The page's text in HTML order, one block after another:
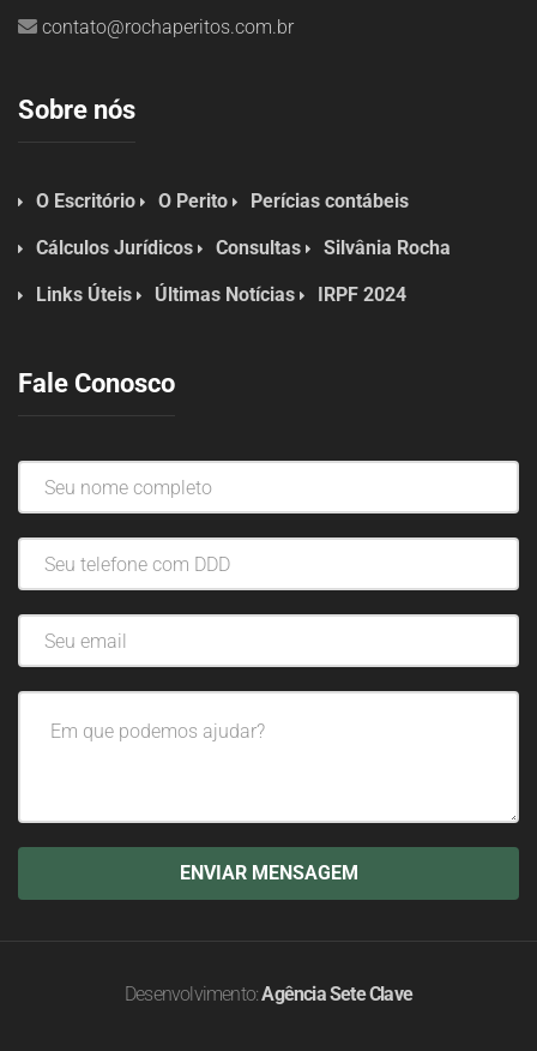
contato@rochaperitos.com.br
Sobre nós
O Escritório O Perito Perícias contábeis
Cálculos Jurídicos Consultas Silvânia Rocha
Links Úteis Últimas Notícias IRPF 2024
Fale Conosco
Desenvolvimento:Agência Sete Clave